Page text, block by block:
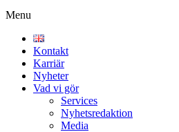
Menu
Kontakt
Karriär
Nyheter
Vad vi gör
Services
Nyhetsredaktion
Media